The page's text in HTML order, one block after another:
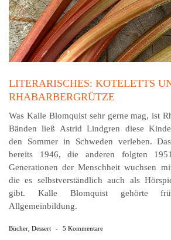
LITERARISCHES: KOTELETTS
RHABARBERGRÜTZE
Was Kalle Blomquist sehr gerne mag, ist
Bänden ließ Astrid Lindgren diese
den Sommer in Schweden verleben.
bereits 1946, die anderen folgten
Generationen der Menschheit wuchsen
die es selbstverständlich auch als
gibt. Kalle Blomquist gehörte
Allgemeinbildung.
Bücher Dessert - 5 Kommentare